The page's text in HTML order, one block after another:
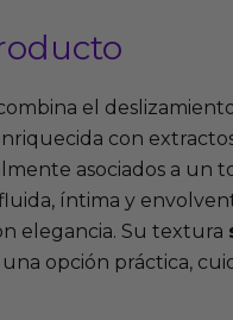
el
con
asociados a un
íntima y
elegancia. Su textura
opción práctica,